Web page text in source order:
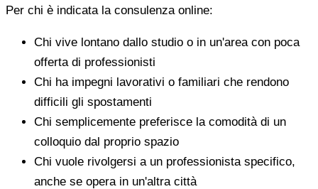
Per chi è indicata la consulenza online:
Chi vive lontano dallo studio o in un'area con poca
offerta di professionisti
Chi ha impegni lavorativi o familiari che rendono
difficili gli spostamenti
Chi semplicemente preferisce la comodità di un
colloquio dal proprio spazio
Chi vuole rivolgersi a un professionista specifico,
anche se opera in un'altra città